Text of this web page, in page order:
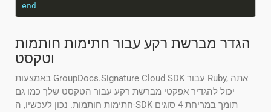
end
הגדר מברשת רקע עבור חתימות חותמות
וטקסט
באמצעות GroupDocs.Signature Cloud SDK עבור Ruby, אתה
יכול להגדיר אפקטי מברשת רקע עבור הטקסט שלך כמו גם
חתימות חותמות. נכון לעכשיו, ה-SDK תומך במריחת 4 סוגים